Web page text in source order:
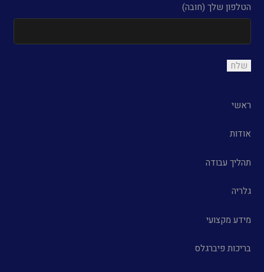
הטלפון שלך (חובה)
ראשי
אודות
תהליך עבודה
גלריה
מידע מקצועי
בריכות פיברגלס